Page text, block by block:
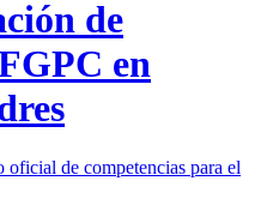
de
en